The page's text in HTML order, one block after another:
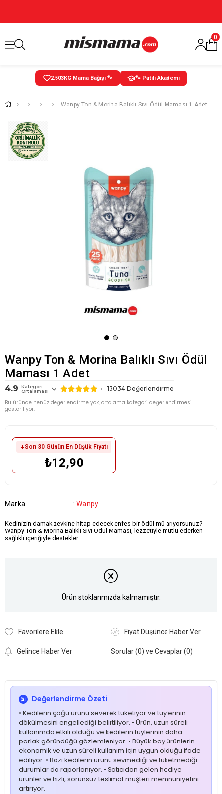
0
2.503KG Mama Bağışı 🐾 🐾 Patili Akademi
Wanpy Ton & Morina Balıklı Sıvı Ödül Maması 1 Adet
Wanpy Ton & Morina Balıklı Sıvı Ödül
Maması 1 Adet
4.9
Kategori
Ortalaması
13034 Değerlendirme
Bu üründe henüz değerlendirme yok, ortalama kategori değerlendirmesi
gösteriliyor.
Son 30 Günün En Düşük Fiyatı
₺12,90
Marka : Wanpy
Kedinizin damak zevkine hitap edecek enfes bir ödül mü arıyorsunuz?
Wanpy Ton & Morina Balıklı Sıvı Ödül Maması, lezzetiyle mutlu ederken
sağlıklı içeriğiyle destekler.
Ürün stoklarımızda kalmamıştır.
Favorilere Ekle Fiyat Düşünce Haber Ver
Gelince Haber Ver Sorular (0) ve Cevaplar (0)
Değerlendirme Özeti
• Kedilerin çoğu ürünü severek tüketiyor ve tüylerinin
dökülmesini engellediği belirtiliyor. • Ürün, uzun süreli
kullanımda etkili olduğu ve kedilerin tüylerinin daha
parlak göründüğü gözlemleniyor. • Büyük boy ürünlerin
ekonomik ve uzun süreli kullanım için uygun olduğu ifade
ediliyor. • Bazı kedilerin ürünü sevmediği ve tüketmediği
durumlar da raporlanıyor. • Satıcıdan gelen hediye
ürünler ve hızlı, sorunsuz teslimat müşteri memnuniyetini
artırıyor.